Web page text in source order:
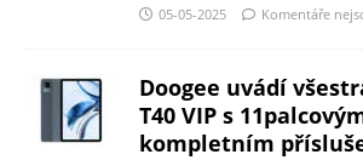
05-05-2025 Komentáře
Doogee uvádí
T40 VIP s
kompletním